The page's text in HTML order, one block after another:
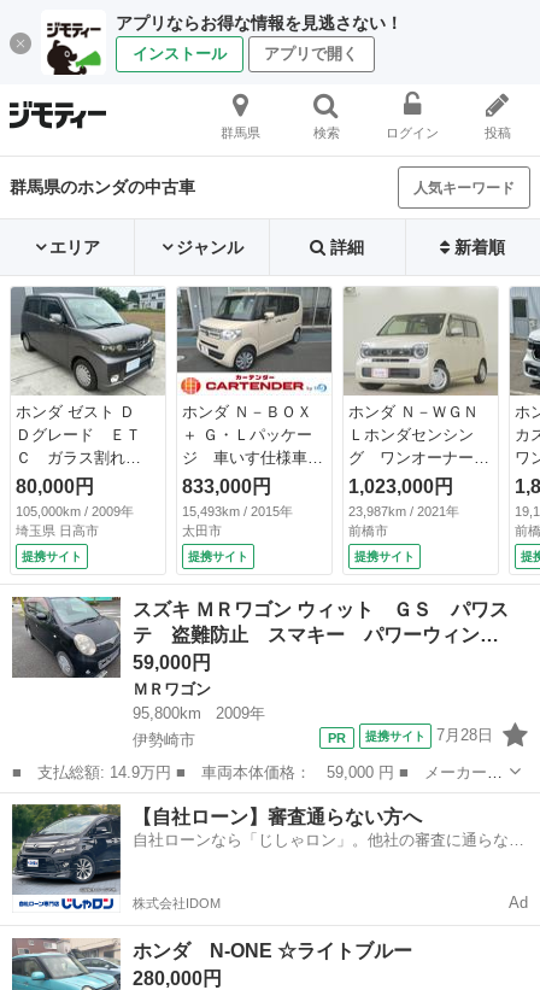
アプリならお得な情報を見逃さない！
インストール アプリで開く
群馬県 検索 ログイン 投稿
群馬県のホンダの中古車 人気キーワード
エリア ジャンル 詳細 新着順
ホンダ ゼスト Ｄ
Ｄグレード ＥＴ
Ｃ ガラス割れ
（検9.2）
80,000円
105,000km / 2009年
埼玉県 日高市
提携サイト
ホンダ Ｎ－ＢＯＸ
＋ Ｇ・Ｌパッケー
ジ 車いす仕様車
１年間走行無制限保
証 ４ＷＤ 福祉車
輌 ＥＴＣ バック
カメラ 両側スライ
ド・片側電動 ナ
ビ ＴＶ 衝突被害
軽減システム スマ
ートキー アイドリ
ングストップ 電動
格納ミラー シート
ヒーター ベンチシ
ート （検8.11）
833,000円
15,493km / 2015年
太田市
提携サイト
ホンダ Ｎ－ＷＧＮ
Ｌホンダセンシン
グ ワンオーナー
雹凹み車両 前後ド
ライブレコーダー
シートヒーター Ｅ
ＴＣ ＬＥＤヘッド
ライト オートハイ
能付きＡＣＣ レー
ンキープアシスト
付）
1,023,000円
23,987km / 2021年
前橋市
提携サイト
ホ
カ
ワ
ナ
前
ラ
動
突
前
提
スズキ ＭＲワゴン ウィット ＧＳ パワス
テ 盗難防止 スマキー パワーウィン…
59,000円
ＭＲワゴン
95,800km
2009年
伊勢崎市
提携サイト 7月28日
■ 支払総額: 14.9万円 ■ 車両本体価格： 59,000 円 ■ メーカー
名： スズキ ■ 車種名： ＭＲワゴン ■ グレード名： ウィッ
ト ＧＳ パワステ 盗難防止 スマキー パワーウィンドウ ＡＢ
Ｓ 衝突安全ボデ...
群馬 伊勢崎市 ＭＲワゴン フルフラット
【自社ローン】審査通らない方へ
自社ローンなら「じしゃロン」。他社の審査に通らなか
株式会社IDOM Ad
ホンダ N-ONE ☆ライトブルー
280,000円